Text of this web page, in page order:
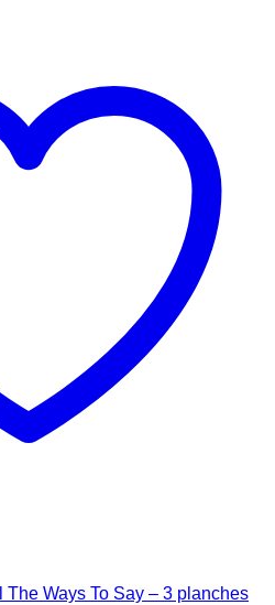
The Ways To Say – 3 planches